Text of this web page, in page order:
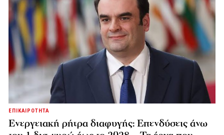
ΕΠΙΚΑΙΡΟΤΗΤΑ
Ενεργειακή ρήτρα διαφυγής: Επενδύσεις άνω